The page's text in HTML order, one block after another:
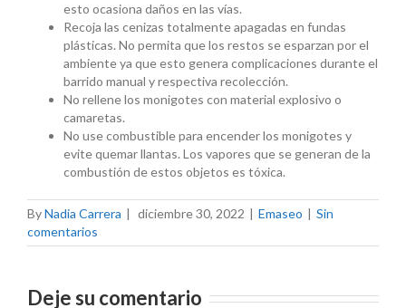
esto ocasiona daños en las vías.
Recoja las cenizas totalmente apagadas en fundas
plásticas. No permita que los restos se esparzan por el
ambiente ya que esto genera complicaciones durante el
barrido manual y respectiva recolección.
No rellene los monigotes con material explosivo o
camaretas.
No use combustible para encender los monigotes y
evite quemar llantas. Los vapores que se generan de la
combustión de estos objetos es tóxica.
ByNadia Carrera | diciembre 30, 2022 | Emaseo | Sin
comentarios
Deje su comentario